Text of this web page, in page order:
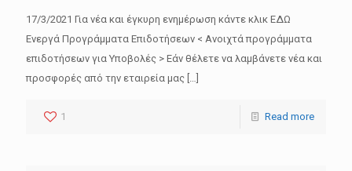
17/3/2021 Για νέα και έγκυρη ενημέρωση κάντε κλικ ΕΔΩ
Ενεργά Προγράμματα Επιδοτήσεων < Ανοιχτά προγράμματα
επιδοτήσεων για Υποβολές > Εάν θέλετε να λαμβάνετε νέα και
προσφορές από την εταιρεία μας […]
1 Read more